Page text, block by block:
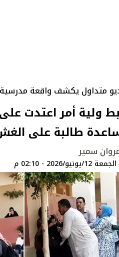
متداول يكشف واقعة مدرسية
ولية أمر اعتدت
طالبة على
سمير
الجمعة 12/يونيو/2026 - 02:10 م